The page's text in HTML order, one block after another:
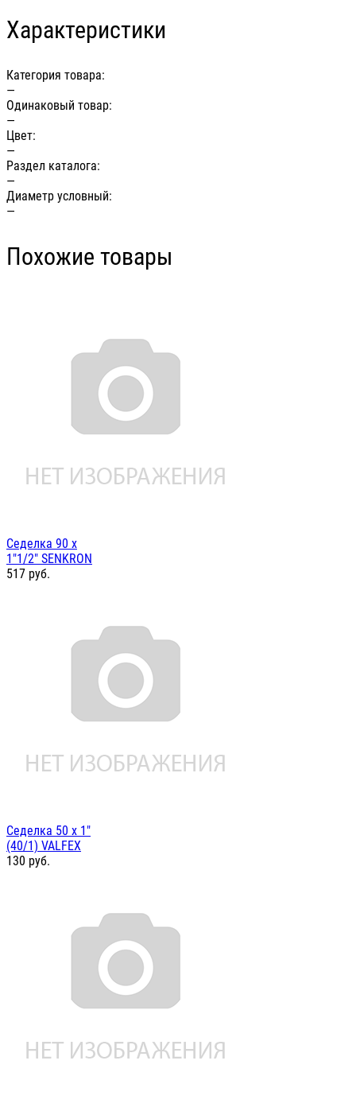
Характеристики
Категория товара:
—
Одинаковый товар:
—
Цвет:
—
Раздел каталога:
—
Диаметр условный:
—
Похожие товары
Седелка 90 х
1"1/2" SENKRON
517 руб.
Седелка 50 х 1"
(40/1) VALFEX
130 руб.